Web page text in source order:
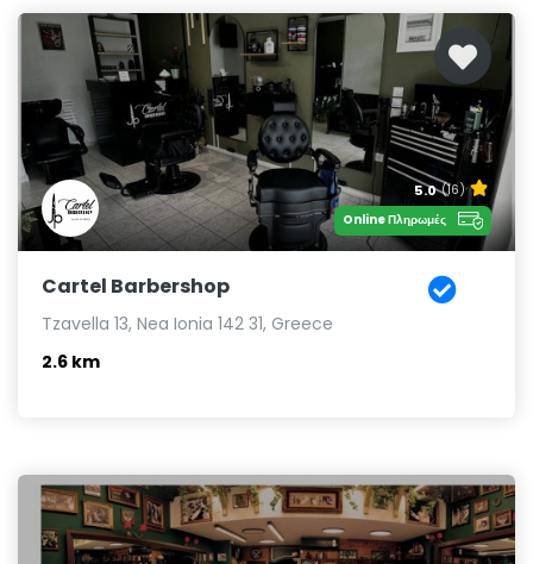
5.0 (16)
Online Πληρωμές
Cartel Barbershop
Tzavella 13, Nea Ionia 142 31, Greece
2.6 km